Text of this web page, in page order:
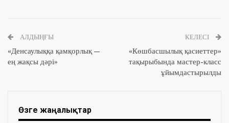
АЛДЫҢҒЫ
«Денсаулыққа қамқорлық —
ең жақсы дәрі»
КЕЛЕСІ
«Көшбасшылық қасиеттер»
тақырыбында мастер-класс
ұйымдастырылды
Өзге жаңалықтар